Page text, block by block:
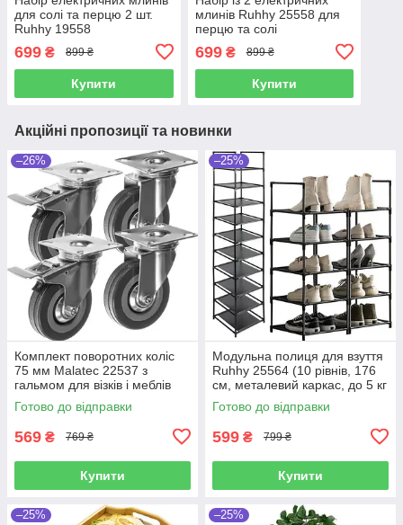
для солі та перцю 2 шт.
Ruhhy 19558
699 ₴ 899 ₴
Купити
млинів Ruhhy 25558 для
перцю та солі
699₴ 899 ₴
Купити
Акційні пропозиції та новинки
–26%
Комплект поворотних коліс
75 мм Malatec 22537 з
гальмом для візків і меблів
(комплект 4 шт.до 220 кг)
Готово до відправки
569 ₴ 769 ₴
Купити
–25%
Модульна полиця для взуття
Ruhhy 25564 (10 рівнів, 176
см, металевий каркас, до 5 кг
на полицю)
Готово до відправки
599 ₴ 799 ₴
Купити
–25% –25%